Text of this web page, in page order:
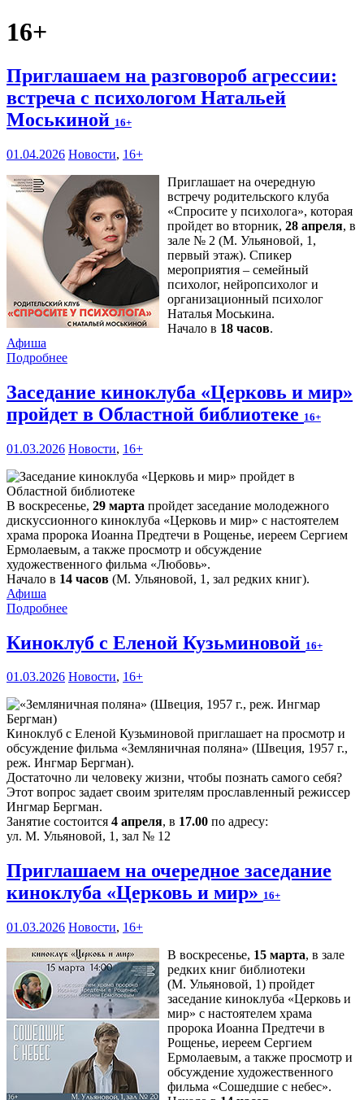
16+
Приглашаем на разговороб агрессии:
встреча с психологом Натальей
Моськиной 16+
01.04.2026 Новости, 16+
Приглашает на очередную
встречу родительского клуба
«Спросите у психолога», которая
пройдет во вторник, 28 апреля, в
зале № 2 (М. Ульяновой, 1,
первый этаж). Спикер
мероприятия – семейный
психолог, нейропсихолог и
организационный психолог
Наталья Моськина.
Начало в 18 часов.
Афиша
Подробнее
Заседание киноклуба «Церковь и мир»
пройдет в Областной библиотеке 16+
01.03.2026 Новости, 16+
В воскресенье, 29 марта пройдет заседание молодежного
дискуссионного киноклуба «Церковь и мир» с настоятелем
храма пророка Иоанна Предтечи в Рощенье, иереем Сергием
Ермолаевым, а также просмотр и обсуждение
художественного фильма «Любовь».
Начало в 14 часов (М. Ульяновой, 1, зал редких книг).
Афиша
Подробнее
Киноклуб с Еленой Кузьминовой 16+
01.03.2026 Новости, 16+
Киноклуб с Еленой Кузьминовой приглашает на просмотр и
обсуждение фильма «Земляничная поляна» (Швеция, 1957 г.,
реж. Ингмар Бергман).
Достаточно ли человеку жизни, чтобы познать самого себя?
Этот вопрос задает своим зрителям прославленный режиссер
Ингмар Бергман.
Занятие состоится 4 апреля, в 17.00 по адресу:
ул. М. Ульяновой, 1, зал № 12
Приглашаем на очередное заседание
киноклуба «Церковь и мир» 16+
01.03.2026 Новости, 16+
В воскресенье, 15 марта, в зале
редких книг библиотеки
(М. Ульяновой, 1) пройдет
заседание киноклуба «Церковь и
мир» с настоятелем храма
пророка Иоанна Предтечи в
Рощенье, иереем Сергием
Ермолаевым, а также просмотр и
обсуждение художественного
фильма «Сошедшие с небес».